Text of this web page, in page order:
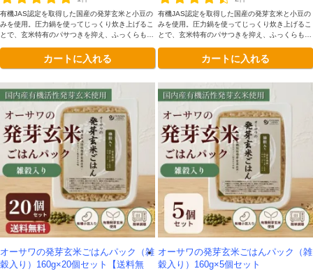
有機JAS認定を取得した国産の発芽玄米と小豆の
みを使用。圧力鍋を使ってじっくり炊き上げるこ
とで、玄米特有のパサつきを抑え、ふっくらもち
るだけで玄米生活を続けられます。
カートに入れる
有機JAS認定を取得した国産の発芽玄米と小豆の
みを使用。圧力鍋を使ってじっくり炊き上げるこ
とで、玄米特有のパサつきを抑え、ふっくらもち
るだけで玄米生活を続けられます。
カートに入れる
オーサワの発芽玄米ごはんパック（雑
穀入り）160g×20個セット【送料無
オーサワの発芽玄米ごはんパック（雑
穀入り）160g×5個セット